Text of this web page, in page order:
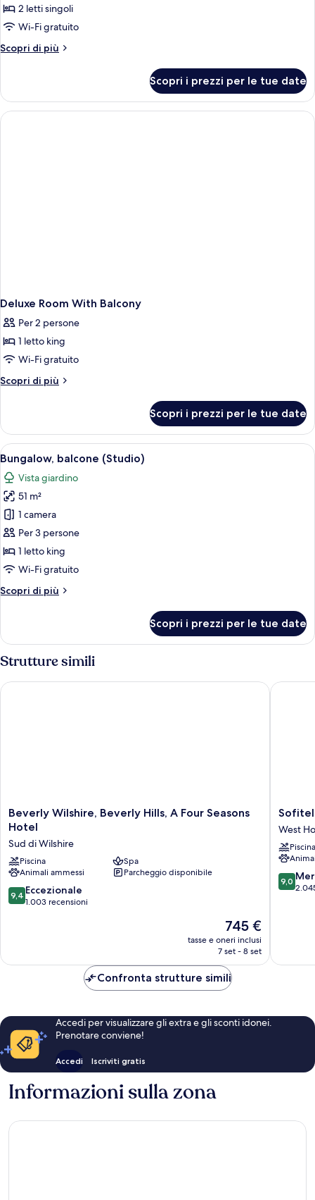
2 letti singoli
Wi-Fi gratuito
Scopri di più
Altri
Twin
Room
with
Scopri i prezzi per le tue date
Deluxe Room With Balcony
Per 2 persone
1 letto king
Wi-Fi gratuito
Scopri di più
Altri
Room
With
Balcony
Scopri i prezzi per le tue date
Apri
tutte
le
foto
per
Bungalow,
balcone
(Studio)
Camera d'albergo con un letto
7
Bungalow, balcone (Studio)
Vista giardino
51 m²
1 camera
Per 3 persone
1 letto king
Wi-Fi gratuito
Scopri di più
Altri
balcone
Scopri i prezzi per le tue date
Strutture simili
Beverly
Wilshire,
Hills,
A
Four
Seasons
Hotel
Beverly Wilshire, Beverly Hills, A Four Seasons
Hotel
Sud di Wilshire
Piscina
Spa
Animali ammessi
Parcheggio disponibile
9.4
su
9,4 Eccezionale
1.003 recensioni
Il
prezzo
attuale
745 €
745 €
tasse e oneri inclusi
7 set - 8 set
Beverly Wilshire, Beverly Hills, A Four Seasons Hotel
Sofitel
LA
at
Beverly
Hills
West
Sofitel
West
Piscina
9.0
su
9,0
Sofitel
Confronta strutture simili
Accedi per visualizzare gli extra e gli sconti idonei.
Prenotare conviene!
Accedi Iscriviti gratis
Informazioni sulla zona